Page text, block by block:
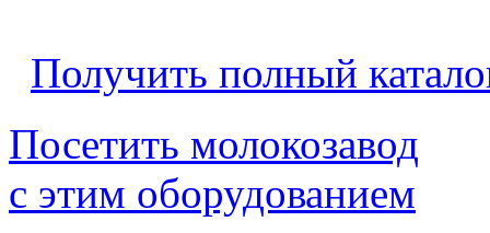
Получить полный
Посетить молокозавод
с этим оборудованием